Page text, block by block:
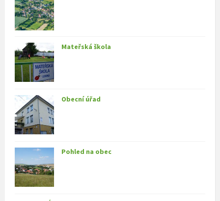
Mateřská škola
Obecní úřad
Pohled na obec